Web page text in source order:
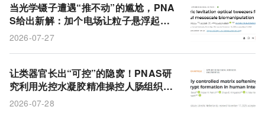
当光学镊子遭遇“推不动”的尴尬，PNA
S给出新解：加个电场让粒子悬浮起
来，百微米级类器官也能安全搬运
2026-07-27
让类器官长出“可控”的隐窝！PNAS研
究利用光控水凝胶精准操控人肠组织形
态
2026-07-28